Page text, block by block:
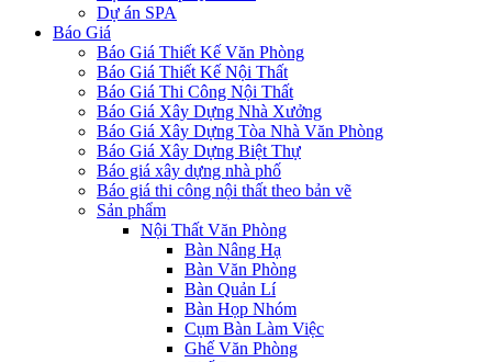
Dự án SPA
Báo Giá
Báo Giá Thiết Kế Văn Phòng
Báo Giá Thiết Kế Nội Thất
Báo Giá Thi Công Nội Thất
Báo Giá Xây Dựng Nhà Xưởng
Báo Giá Xây Dựng Tòa Nhà Văn Phòng
Báo Giá Xây Dựng Biệt Thự
Báo giá xây dựng nhà phố
Báo giá thi công nội thất theo bản vẽ
Sản phẩm
Nội Thất Văn Phòng
Bàn Nâng Hạ
Bàn Văn Phòng
Bàn Quản Lí
Bàn Họp Nhóm
Cụm Bàn Làm Việc
Ghế Văn Phòng